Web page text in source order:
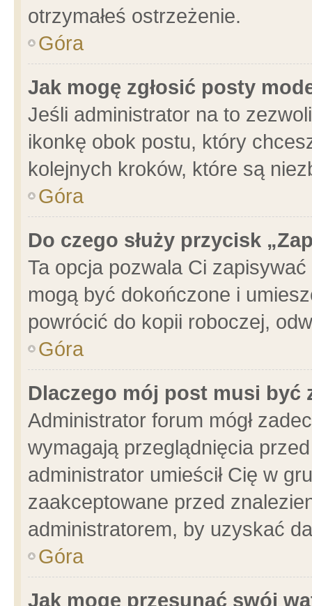
otrzymałeś ostrzeżenie.
Góra
Jak mogę zgłosić posty
Jeśli administrator na to
ikonkę obok postu, który
kolejnych kroków, które są
Góra
Do czego służy przycisk
Ta opcja pozwala Ci
mogą być dokończone i
powrócić do kopii roboczej,
Góra
Dlaczego mój post musi być
Administrator forum mógł
wymagają przeglądnięcia
administrator umieścił Cię w
zaakceptowane przed
administratorem, by uzyskać
Góra
Jak mogę przesunąć swój